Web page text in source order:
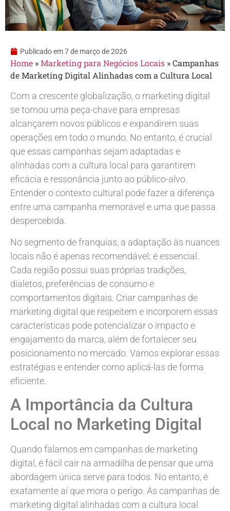
Publicado em7 de março de 2026
Home »Marketing para Negócios Locais »Campanhas
de Marketing Digital Alinhadas com a Cultura Local
Com a crescente globalização, o marketing digital
se tornou uma peça-chave para empresas
alcançarem novos públicos e expandirem suas
operações em todo o mundo. No entanto, é crucial
que essas campanhas sejam adaptadas e
alinhadas com a cultura local para garantirem
eficácia e ressonância junto ao público-alvo.
Entender o contexto cultural pode fazer a diferença
entre uma campanha memorável e uma que passa
despercebida.
No segmento de franquias, a adaptação às nuances
locais não é apenas recomendável; é essencial.
Cada região possui suas próprias tradições,
dialetos, preferências de consumo e
comportamentos digitais. Criar campanhas de
marketing digital que respeitem e incorporem essas
características pode potencializar o impacto e
engajamento da marca, além de fortalecer seu
posicionamento no mercado. Vamos explorar essas
estratégias e entender como aplicá-las de forma
eficiente.
A Importância da Cultura
Local no Marketing Digital
Quando falamos em campanhas de marketing
digital, é fácil cair na armadilha de pensar que uma
abordagem única serve para todos. No entanto, é
exatamente aí que mora o perigo. As campanhas de
marketing digital alinhadas com a cultura local